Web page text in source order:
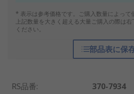
* 表示は参考価格です。ご購入数量によって
上記数量を大きく超える大量ご購入の際は
ください。
部品表に保
RS品番:
370-7934